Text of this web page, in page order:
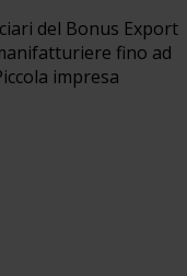
del Bonus Export
fino ad
impresa